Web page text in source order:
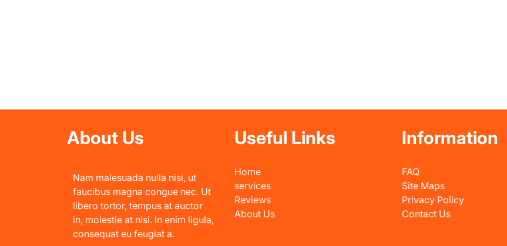
About Us
Nam malesuada nulla nisi, ut
faucibus magna congue nec. Ut
libero tortor, tempus at auctor
in, molestie at nisi. In enim ligula,
consequat eu feugiat a.
Useful Links
Home
services
Reviews
About Us
Information
FAQ
Site Maps
Privacy Policy
Contact Us